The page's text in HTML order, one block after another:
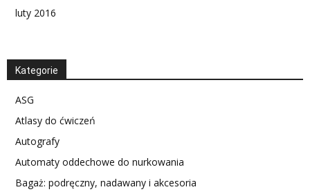
luty 2016
Kategorie
ASG
Atlasy do ćwiczeń
Autografy
Automaty oddechowe do nurkowania
Bagaż: podręczny, nadawany i akcesoria